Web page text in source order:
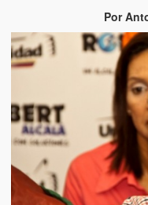
Acerca de este blog
Artículos
El Tipo y los Rojos en
Hablé con Chavistas
La burla del Chavez
Chavez “such a
Los niños de las
Por